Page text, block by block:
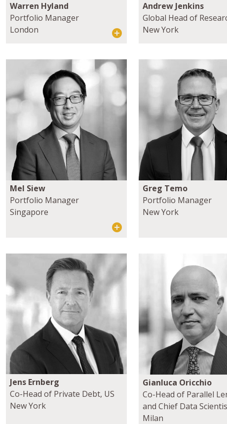
Warren Hyland
Portfolio Manager
London
Andrew Jenkins
Global Head of
New York
Mel Siew
Portfolio Manager
Singapore
Greg Temo
Portfolio Manager
New York
Jens Ernberg
Co-Head of Private Debt, US
New York
Gianluca Oricchio
Co-Head of Parallel
and Chief Data
Milan